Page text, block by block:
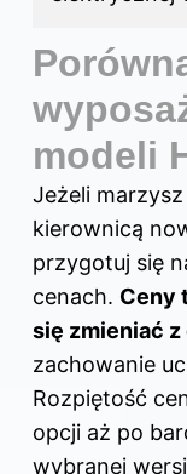
modeli
Jeżeli
kierownicą
przygotuj się
cenach. Ceny
się zmieniać z
zachowanie
Rozpiętość
opcji aż po
wybranej